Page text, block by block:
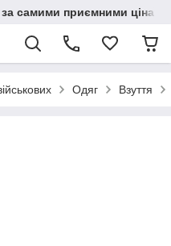
за самими приємними
Одяг Взуття